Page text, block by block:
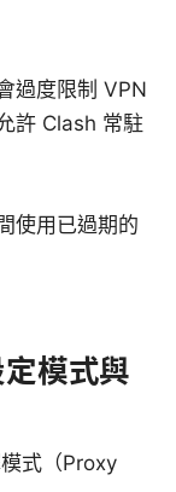
過度限制 VPN
許 Clash 常駐
使用已過期的
模式與
式（Proxy